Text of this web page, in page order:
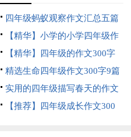
四年级蚂蚁观察作文汇总五篇
【精华】小学的小学四年级作
文1200字集锦7篇
【精华】四年级的作文300字
合集九篇
精选生命四年级作文300字9篇
实用的四年级描写春天的作文
合集六篇
【推荐】四年级成长作文300